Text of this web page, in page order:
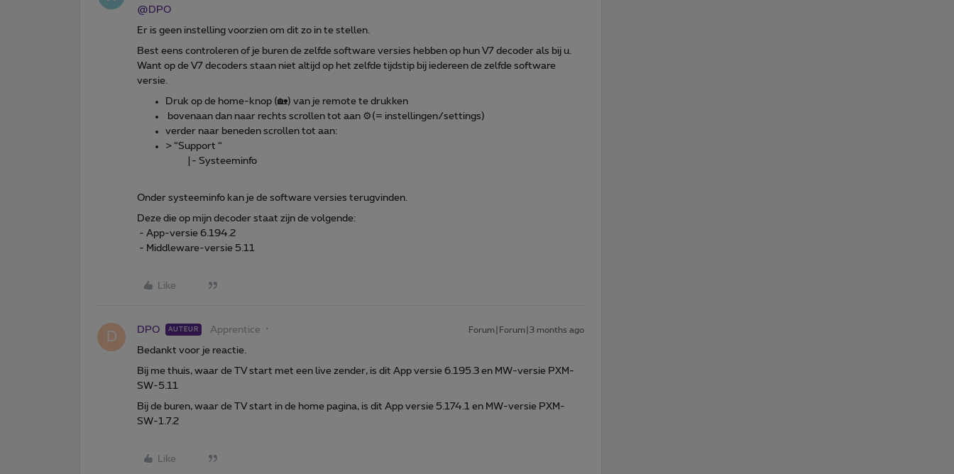
@DPO
Er is geen instelling voorzien om dit zo in te stellen.
Best eens controleren of je buren de zelfde software versies hebben op hun V7 decoder als bij u.
Want op de V7 decoders staan niet altijd op het zelfde tijdstip bij iedereen de zelfde software
versie.
Druk op de home-knop (🏡) van je remote te drukken
bovenaan dan naar rechts scrollen tot aan ⚙️(= instellingen/settings)
verder naar beneden scrollen tot aan:
> “Support “
|- Systeeminfo
Onder systeeminfo kan je de software versies terugvinden.
Deze die op mijn decoder staat zijn de volgende:
- App-versie 6.194.2
- Middleware-versie 5.11
Like
D DPO AUTEUR Apprentice Forum|Forum|3 months ago
Bedankt voor je reactie.
Bij me thuis, waar de TV start met een live zender, is dit App versie 6.195.3 en MW-versie PXM-
SW-5.11
Bij de buren, waar de TV start in de home pagina, is dit App versie 5.174.1 en MW-versie PXM-
SW-1.7.2
Like